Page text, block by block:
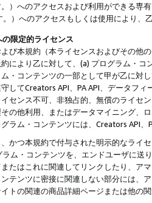
。）へのアクセスおよび利用ができる専
。）へのアクセスもしくは使用により
限定的ライセンス
び本規約（本ライセンスおよびその他
により乙に対して、(a) プログラム・
・コンテンツの一部として甲が乙に対
してCreators API、PA API、データフ
センス不可、非独占的、無償のライセ
の他利用、またはデータマイニング、
ラム・コンテンツには、Creators API
かつ本規約で付与された明示的なライ
ム・コンテンツを、エンドユーザに
たはこれに関連してリンクしたり、ア
テンツに密接に関連しない部分には、
トの関連の商品詳細ページまたは他の